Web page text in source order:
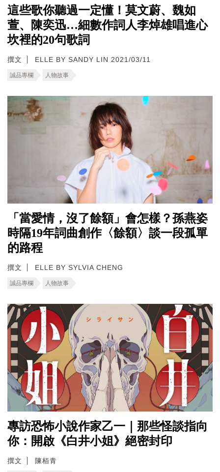
這些歌你聽過一定懂！莫文蔚、魏如
萱、陳奕迅…細數作詞人李焯雄唱進心
坎裡的20句歌詞
撰文 ELLE BY SANDY LIN 2021/03/11
誠品專欄 人物故事
「當愛情，沒了餘額」會怎樣？孫燕姿
時隔19年詞曲創作〈餘額〉談一段孤單
的路程
撰文 ELLE BY SYLVIA CHENG
誠品專欄 人物故事
專訪恐怖小說作家乙一｜那些怪談指向
你：開啟《白井小姐》絕密封印
撰文 陳栢青